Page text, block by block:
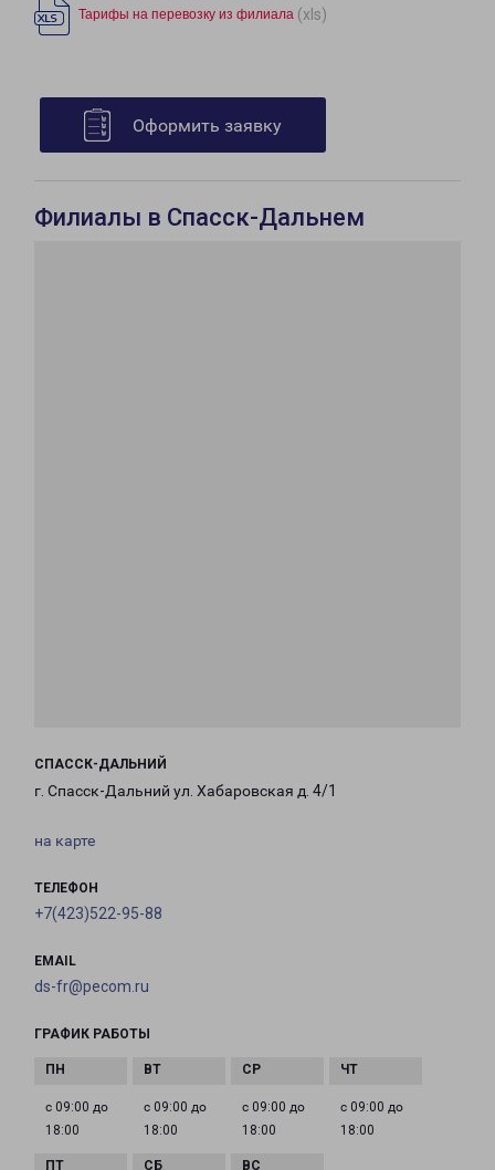
Тарифы на перевозку из филиала (xls)
Оформить заявку
Филиалы в Спасск-Дальнем
СПАССК-ДАЛЬНИЙ
г. Спасск-Дальний ул. Хабаровская д. 4/1
на карте
ТЕЛЕФОН
+7(423)522-95-88
EMAIL
ds-fr@pecom.ru
ГРАФИК РАБОТЫ
с 09:00 до
18:00
с 09:00 до
18:00
с 09:00 до
18:00
с 09:00 до
18:00